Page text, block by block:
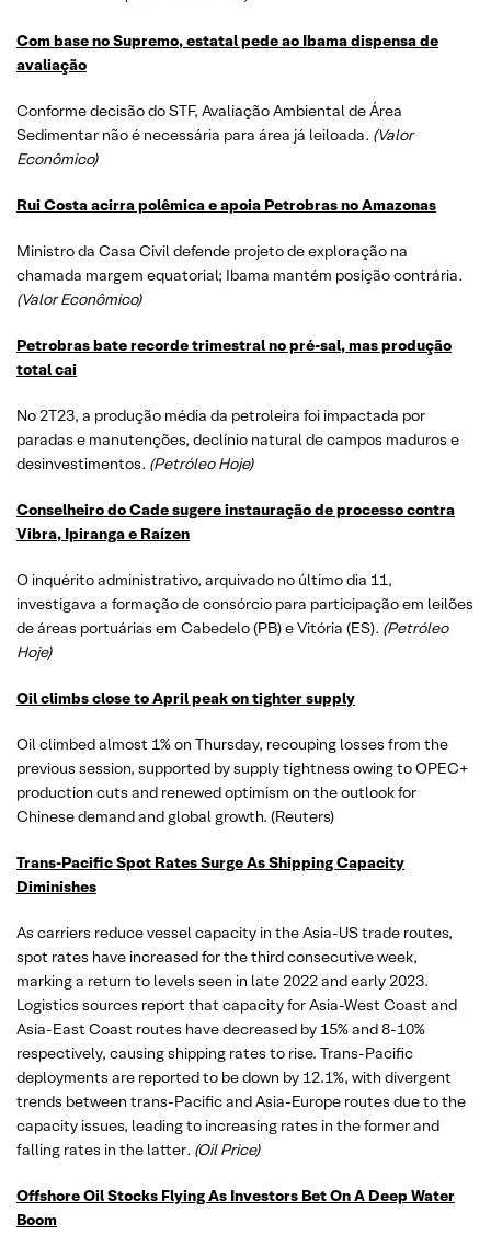
Com base no Supremo, estatal pede ao Ibama dispensa de
avaliação
Conforme decisão do STF, Avaliação Ambiental de Área
Sedimentar não é necessária para área já leiloada. (Valor
Econômico)
Rui Costa acirra polêmica e apoia Petrobras no Amazonas
Ministro da Casa Civil defende projeto de exploração na
chamada margem equatorial; Ibama mantém posição contrária.
(Valor Econômico)
Petrobras bate recorde trimestral no pré-sal, mas produção
total cai
No 2T23, a produção média da petroleira foi impactada por
paradas e manutenções, declínio natural de campos maduros e
desinvestimentos. (Petróleo Hoje)
Conselheiro do Cade sugere instauração de processo contra
Vibra, Ipiranga e Raízen
O inquérito administrativo, arquivado no último dia 11,
investigava a formação de consórcio para participação em leilões
de áreas portuárias em Cabedelo (PB) e Vitória (ES). (Petróleo
Hoje)
Oil climbs close to April peak on tighter supply
Oil climbed almost 1% on Thursday, recouping losses from the
previous session, supported by supply tightness owing to OPEC+
production cuts and renewed optimism on the outlook for
Chinese demand and global growth. (Reuters)
Trans-Pacific Spot Rates Surge As Shipping Capacity
Diminishes
As carriers reduce vessel capacity in the Asia-US trade routes,
spot rates have increased for the third consecutive week,
marking a return to levels seen in late 2022 and early 2023.
Logistics sources report that capacity for Asia-West Coast and
Asia-East Coast routes have decreased by 15% and 8-10%
respectively, causing shipping rates to rise. Trans-Pacific
deployments are reported to be down by 12.1%, with divergent
trends between trans-Pacific and Asia-Europe routes due to the
capacity issues, leading to increasing rates in the former and
falling rates in the latter. (Oil Price)
Offshore Oil Stocks Flying As Investors Bet On A Deep Water
Boom